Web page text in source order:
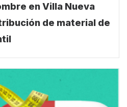
en Villa Nueva
de material de